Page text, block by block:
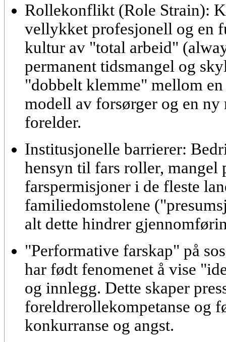
Rollekonflikt (Role Strain):
vellykket profesjonell og en
kultur av "total arbeid"
permanent tidsmangel og
"dobbelt klemme" mellom
modell av forsørger og en ny
forelder.
Institusjonelle barrierer:
hensyn til fars roller, mangel
farspermisjoner i de fleste
familiedomstolene
alt dette hindrer
"Performative farskap" på
har født fenomenet å vise
og innlegg. Dette skaper
foreldrerollekompetanse og
konkurranse og angst.